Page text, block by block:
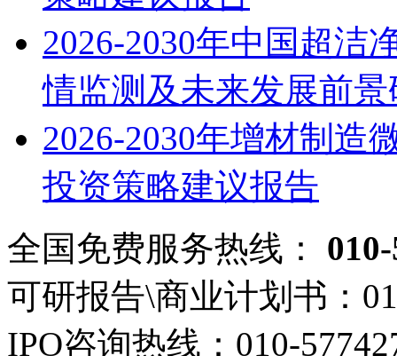
2026-2030年中国超洁
情监测及未来发展前
2026-2030年增材制造
投资策略建议报告
全国免费服务热线：
可研报告\商业计划书：
IPO咨询热线： 010-